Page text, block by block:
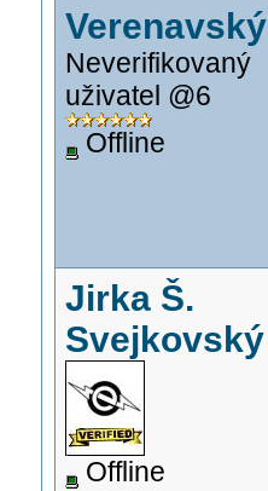
Verenavský
Neverifikovaný
uživatel @6
Offline
Jirka Š.
Svejkovský
Offline